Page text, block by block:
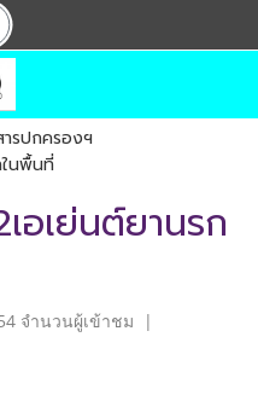
ารปกครองฯ
ในพื้นที่
อเย่นต์ยานรก
จำนวนผู้เข้าชม |